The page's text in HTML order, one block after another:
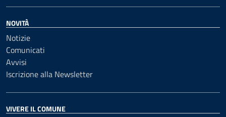
NOVITÀ
Notizie
Comunicati
Avvisi
Iscrizione alla Newsletter
VIVERE IL COMUNE